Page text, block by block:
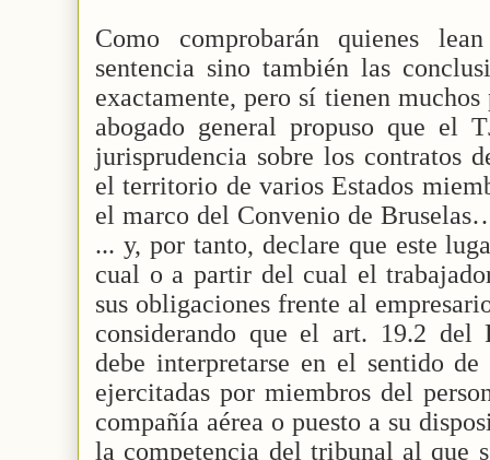
Como comprobarán quienes
sentencia sino también las
exactamente, pero sí tienen
abogado general propuso que el
jurisprudencia sobre los contratos
el territorio de varios Estados
el marco del Convenio de
... y, por tanto, declare que este
cual o a partir del cual el
sus obligaciones frente al
considerando que el art. 19.2 del
debe interpretarse en el sentido
ejercitadas por miembros del
compañía aérea o puesto a su
la competencia del tribunal al que